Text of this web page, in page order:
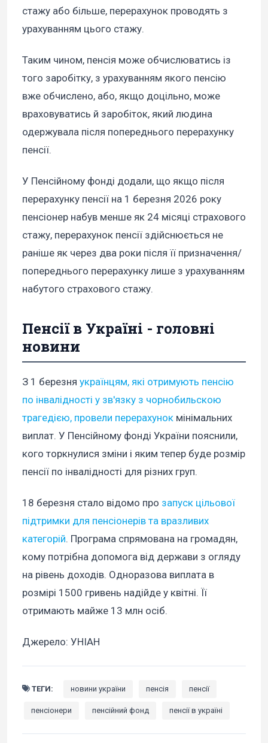
стажу або більше, перерахунок проводять з
урахуванням цього стажу.
Таким чином, пенсія може обчислюватись із
того заробітку, з урахуванням якого пенсію
вже обчислено, або, якщо доцільно, може
враховуватись й заробіток, який людина
одержувала після попереднього перерахунку
пенсії.
У Пенсійному фонді додали, що якщо після
перерахунку пенсії на 1 березня 2026 року
пенсіонер набув менше як 24 місяці страхового
стажу, перерахунок пенсії здійснюється не
раніше як через два роки після її призначення/
попереднього перерахунку лише з урахуванням
набутого страхового стажу.
Пенсії в Україні - головні
новини
З 1 березня українцям, які отримують пенсію
по інвалідності у зв'язку з чорнобильскою
трагедією, провели перерахунок мінімальних
виплат. У Пенсійному фонді України пояснили,
кого торкнулися зміни і яким тепер буде розмір
пенсії по інвалідності для різних груп.
18 березня стало відомо про запуск цільової
підтримки для пенсіонерів та вразливих
категорій. Програма спрямована на громадян,
кому потрібна допомога від держави з огляду
на рівень доходів. Одноразова виплата в
розмірі 1500 гривень надійде у квітні. Її
отримають майже 13 млн осіб.
Джерело: УНІАН
ТЕГИ: новини україни пенсія пенсії
пенсіонери пенсійний фонд пенсії в україні